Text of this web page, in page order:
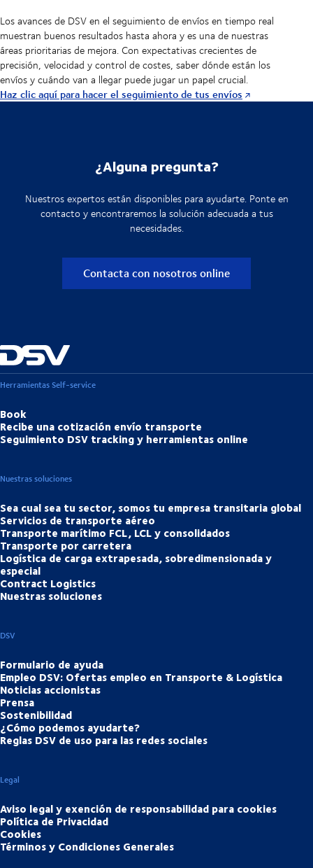
Los avances de DSV en el seguimiento de envíos en tiempo real
muestran buenos resultados hasta ahora y es una de nuestras
áreas prioritarias de mejora. Con expectativas crecientes de
precisión, velocidad y control de costes, saber dónde están los
envíos y cuándo van a llegar puede jugar un papel crucial.
Haz clic aquí para hacer el seguimiento de tus envíos
¿Alguna pregunta?
Nuestros expertos están disponibles para ayudarte. Ponte en
contacto y encontraremos la solución adecuada a tus
necesidades.
Contacta con nosotros online
Herramientas Self-service
Book
Recibe una cotización envío transporte
Seguimiento DSV tracking y herramientas online
Nuestras soluciones
Sea cual sea tu sector, somos tu empresa transitaria global
Servicios de transporte aéreo
Transporte marítimo FCL, LCL y consolidados
Transporte por carretera
Logística de carga extrapesada, sobredimensionada y
especial
Contract Logistics
Nuestras soluciones
DSV
Formulario de ayuda
Empleo DSV: Ofertas empleo en Transporte & Logística
Noticias accionistas
Prensa
Sostenibilidad
¿Cómo podemos ayudarte?
Reglas DSV de uso para las redes sociales
Legal
Aviso legal y exención de responsabilidad para cookies
Política de Privacidad
Cookies
Términos y Condiciones Generales